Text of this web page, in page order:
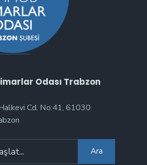
Odası Trabzon
Cd. No:41, 61030
Ara